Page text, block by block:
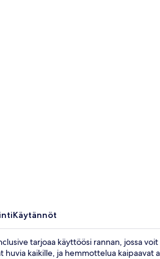
Käytännöt
tarjoaa käyttöösi rannan, jossa
huvia kaikille, ja hemmottelua kaipaavat